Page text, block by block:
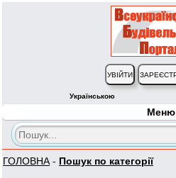
Українською
Меню
ГОЛОВНА - Пошук по категорії